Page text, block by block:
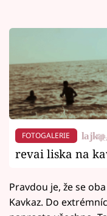
FOTOGALERIE
revai liska na
Pravdou je, že se
Kavkaz. Do